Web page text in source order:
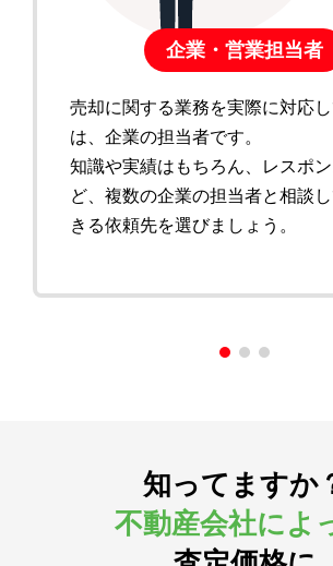
企業・営業担当者
売却に関する業務を実際に対応
は、企業の担当者です。
知識や実績はもちろん、レスポ
ど、複数の企業の担当者と相談
きる依頼先を選びましょう。
知ってますか
不動産会社によ